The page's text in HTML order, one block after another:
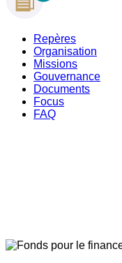
Repères
Organisation
Missions
Gouvernance
Documents
Focus
FAQ